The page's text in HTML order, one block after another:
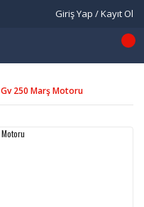
Giriş Yap / Kayıt Ol
Gv 250 Marş Motoru